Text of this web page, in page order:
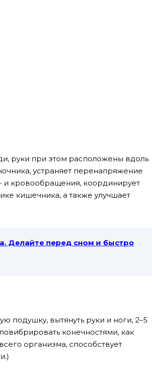
руки при этом расположены вдоль
устраняет перенапряжение
и кровообращения, координирует
кишечника, а также улучшает
Делайте перед сном и быстро
подушку, вытянуть руки и ноги, 2–5
конечностями, как
организма, способствует